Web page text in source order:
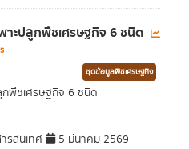
าะปลูกพืชเศรษฐกิจ 6 ชนิด
ชุดข้อมูลพืชเศรษฐกิจ
กพืชเศรษฐกิจ 6 ชนิด
รสนเทศ 5 มีนาคม 2569